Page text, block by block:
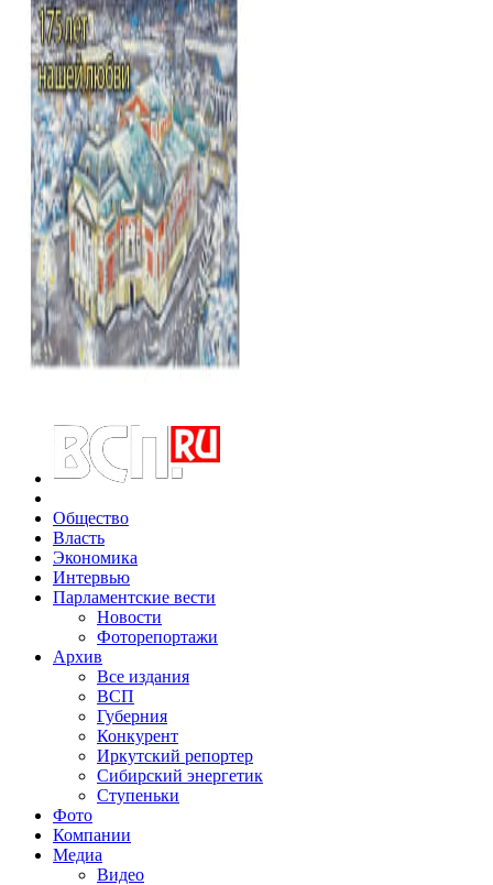
Общество
Власть
Экономика
Интервью
Парламентские вести
Новости
Фоторепортажи
Архив
Все издания
ВСП
Губерния
Конкурент
Иркутский репортер
Сибирский энергетик
Ступеньки
Фото
Компании
Медиа
Видео